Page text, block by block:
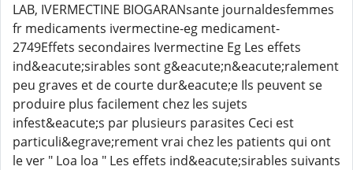
LAB, IVERMECTINE BIOGARANsante journaldesfemmes
fr medicaments ivermectine-eg medicament-
2749Effets secondaires Ivermectine Eg Les effets
ind&eacute;sirables sont g&eacute;n&eacute;ralement
peu graves et de courte dur&eacute;e Ils peuvent se
produire plus facilement chez les sujets
infest&eacute;s par plusieurs parasites Ceci est
particuli&egrave;rement vrai chez les patients qui ont
le ver " Loa loa " Les effets ind&eacute;sirables suivants